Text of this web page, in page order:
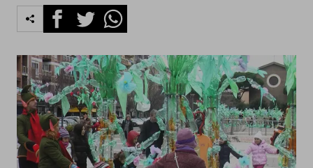
FacebookTwitterWhatsapp